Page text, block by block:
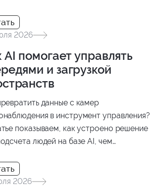
2026
AI помогает управлять
и загрузкой
данные с камер
в инструмент управления?
показываем, как устроено решение
людей на базе AI, чем
анализа интегрируются в бизнес-
2026